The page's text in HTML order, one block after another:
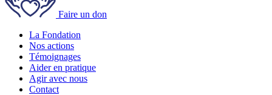
Faire un don
La Fondation
Nos actions
Témoignages
Aider en pratique
Agir avec nous
Contact